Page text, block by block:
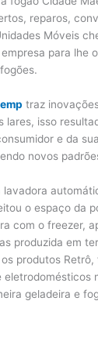
reparos,
Móveis
para lhe
traz
lares, isso
e da
novos
lavadora
o espaço da
com o freezer,
produzida em
produtos Retrô,
eletrodomésticos
geladeira e